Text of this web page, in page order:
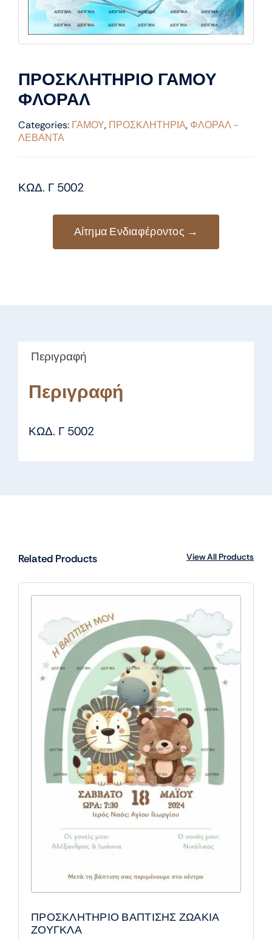
ΠΡΟΣΚΛΗΤΗΡΙΟ ΓΑΜΟΥ
ΦΛΟΡΑΛ
Categories: ΓΑΜΟΥ, ΠΡΟΣΚΛΗΤΗΡΙΑ, ΦΛΟΡΑΛ -
ΛΕΒΑΝΤΑ
ΚΩΔ. Γ 5002
Αίτημα Ενδιαφέροντος →
Περιγραφή
Περιγραφή
ΚΩΔ. Γ 5002
Related Products View All Products
ΠΡΟΣΚΛΗΤΗΡΙΟ ΒΑΠΤΙΣΗΣ ΖΩΑΚΙΑ
ΖΟΥΓΚΛΑ